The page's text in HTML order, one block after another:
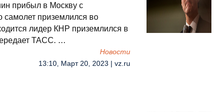
прибыл в Москву с
самолет приземлился во
лидер КНР приземлился в
ТАСС. …
Новости
13:10, Март 20, 2023 | vz.ru